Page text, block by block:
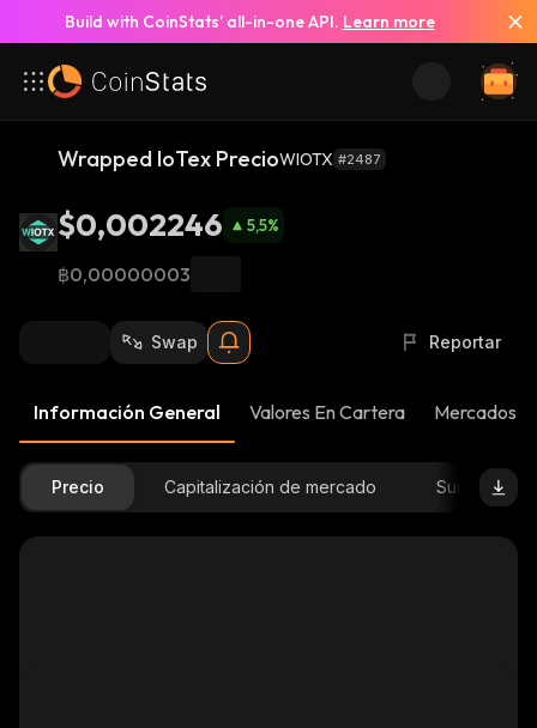
Build with CoinStats’ all-in-one API. Learn more
Wrapped IoTex PrecioWIOTX #2487
$0,002246 5,5%
฿0,00000003
Swap Reportar
Información General Valores En Cartera Mercados
Precio Capitalización de mercado Suministro